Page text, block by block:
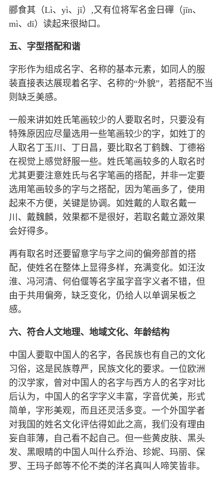
郦食其（Lì、yì、jī）,又有位将军名金日磾（jīn、
mì、dī）读起来很拗口。
五、字型搭配和谐
字形作为组成名字、名称的基本元素，如同人的服
装直接表达展现着名字、名称的“外貌”，若搭配不当
则缺乏美感。
一般来讲如姓氏笔画较少的人要取名时，只要没有
特殊原因应尽量选用一些笔画较少的字，如姓丁的
人取名丁玉川、丁日昌，要比取名丁鹤魏、丁德裕
在视觉上感觉舒服一些。姓氏笔画较多的人取名时
尤其更要注意姓氏与名字笔画的搭配，并非一定要
选用笔画较多的字与之搭配，因为笔画多了，使用
起来不方便，关键是协调。如姓戴的人取名戴一
川、戴魏麟，效果都不是很好，若取名戴立源效果
会好得多。
再有取名时还要留意字与字之间的偏旁部首的搭
配，使姓名在整体上显得多样，充满变化。如汪汝
淮、冯河清、何伯偃等名字虽字音字义者不错，但
由于共用偏旁，缺乏变化，仍给人以单调呆板之
感。
六、符合人文地理、地域文化、年龄结构
中国人要取中国人的名字，各民族也有自己的文化
习俗，这是民族尊严，民族文化的要求。一位欧洲
的汉学家，曾对中国人的名字与西方人的名字对比
后认为，中国人的名字字义丰富，字音优美，形式
简单，字形美观，而且还灵活多变。一个外国学者
对我国的姓名文化评估得如此之高，我们没有理由
妄自菲薄，自己看不起自己。但一些黄皮肤、黑头
发、黑眼睛的中国人叫什么乔治、珍妮、玛丽、保
罗、王玛子郎等不伦不类的洋名真叫人啼笑皆非。